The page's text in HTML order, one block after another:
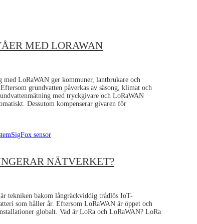
MED LORAWAN
LoRaWAN ger kommuner, lantbrukare och
grundvatten påverkas av säsong, klimat och
med tryckgivare och LoRaWAN
Dessutom kompenserar givaren för
SigFox sensor
NÄTVERKET?
tekniken bakom långräckviddig trådlös IoT-
som håller år. Eftersom LoRaWAN är öppet och
globalt. Vad är LoRa och LoRaWAN? LoRa